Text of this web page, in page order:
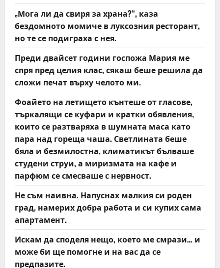
„Мога ли да свиря за храна?“, каза
бездомното момиче в луксозния ресторант,
но те се подиграха с нея.
Преди двайсет години госпожа Мария ме
спря пред целия клас, сякаш беше решила да
сложи печат върху челото ми.
Фоайето на летището кънтеше от гласове,
търкалящи се куфари и кратки обявления,
които се разтваряха в шумната маса като
пара над гореща чаша. Светлината беше
бяла и безмилостна, климатикът бълваше
студени струи, а миризмата на кафе и
парфюм се смесваше с нервност.
Не съм наивна. Напуснах малкия си роден
град, намерих добра работа и си купих сама
апартамент.
Искам да споделя нещо, което ме смрази… и
може би ще помогне и на вас да се
предпазите.